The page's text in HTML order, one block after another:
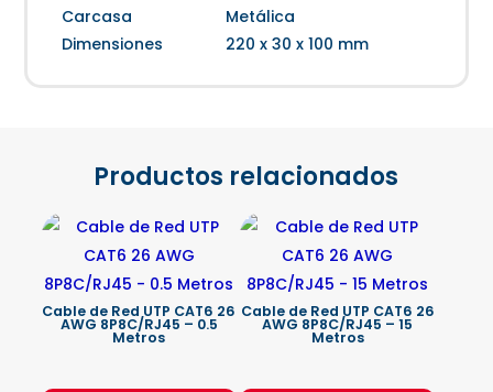
Carcasa
Metálica
Dimensiones
220 x 30 x 100 mm
Productos relacionados
Cable de Red UTP CAT6 26
AWG 8P8C/RJ45 – 0.5
Metros
Cable de Red UTP CAT6 26
AWG 8P8C/RJ45 – 15
Metros